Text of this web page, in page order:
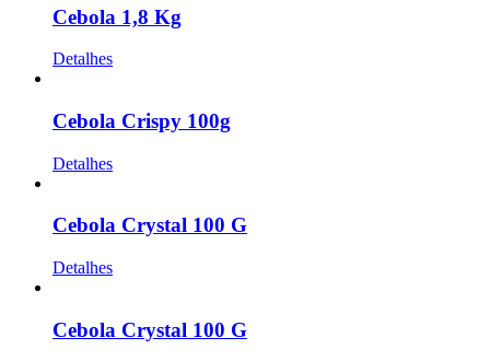
Cebola 1,8 Kg
Detalhes
Cebola Crispy 100g
Detalhes
Cebola Crystal 100 G
Detalhes
Cebola Crystal 100 G